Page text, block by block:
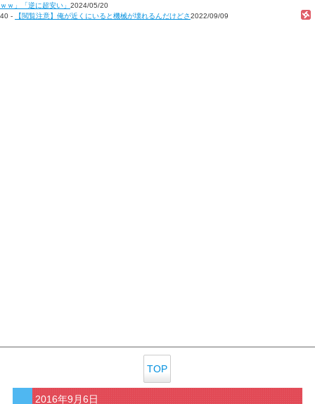
ｗｗ」「逆に超安い」 2024/05/20
40 -
【閲覧注意】俺が近くにいると機械が壊れるんだけどさ2022/09/09
TOP
2016年9月6日